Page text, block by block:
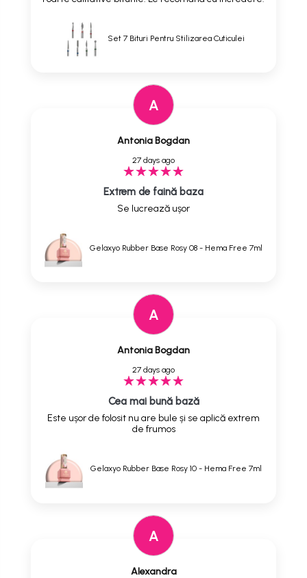
Set 7 Bituri Pentru Stilizarea Cuticulei
A
Antonia Bogdan
27 days ago
Extrem de faină baza
Se lucrează ușor
Gelaxyo Rubber Base Rosy 08 - Hema Free 7ml
A
Antonia Bogdan
27 days ago
Cea mai bună bază
Este ușor de folosit nu are bule și se aplică extrem
de frumos
Gelaxyo Rubber Base Rosy 10 - Hema Free 7ml
A
Alexandra